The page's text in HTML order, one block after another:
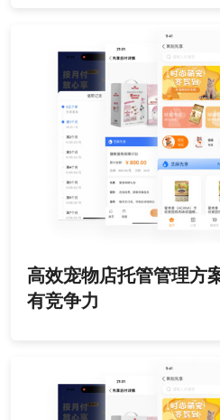
高效宠物店托管管理方
有竞争力